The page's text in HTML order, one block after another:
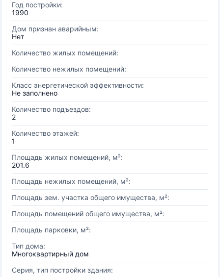
Год постройки:
1990
Дом признан аварийным:
Нет
Количество жилых помещений:
Количество нежилых помещений:
Класс энергетической эффективности:
Не заполнено
Количество подъездов:
2
Количество этажей:
1
Площадь жилых помещений, м²:
201.6
Площадь нежилых помещений, м²:
Площадь зем. участка общего имущества, м²:
Площадь помещений общего имущества, м²:
Площадь парковки, м²:
Тип дома:
Многоквартирный дом
Серия, тип постройки здания: